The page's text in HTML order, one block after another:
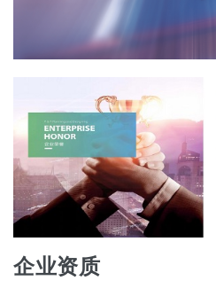
企业资质